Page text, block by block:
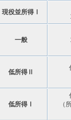
現役並所得Ⅰ
一般
低所得Ⅱ
低所得Ⅰ
（